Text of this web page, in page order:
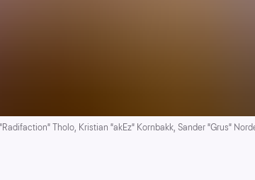
Tholo, Kristian "akEz" Kornbakk, Sander "Grus"